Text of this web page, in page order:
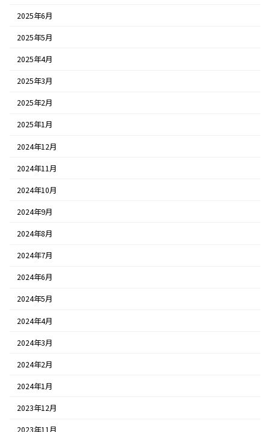
2025年6月
2025年5月
2025年4月
2025年3月
2025年2月
2025年1月
2024年12月
2024年11月
2024年10月
2024年9月
2024年8月
2024年7月
2024年6月
2024年5月
2024年4月
2024年3月
2024年2月
2024年1月
2023年12月
2023年11月